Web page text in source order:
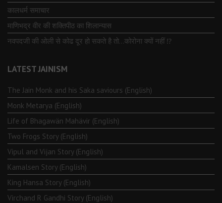
कालधर्म समाचार
माणिभद्र वीर की शक्तिपीठ का शिलान्यास
नवपदजी की ओली से कोढ दूर हो सकते है तो…कोरोना क्यों नहीं ⁉️
LATEST JAINISM
The Jain Monk and his Saka saviours (English)
Monk Metarya (English)
Life of Bhagawän Mahävir (English)
Two Frogs Story (English)
Vipul and Vijan Story (English)
Kamalsen Story (English)
King Hansa Story (English)
Virchand R Gandhi Story (English)